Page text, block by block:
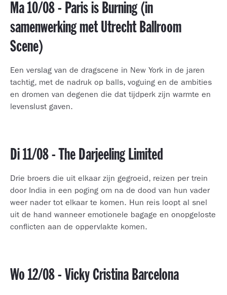
Ma 10/08 - Paris is Burning (in
samenwerking met Utrecht Ballroom
Scene)
Een verslag van de dragscene in New York in de jaren
tachtig, met de nadruk op balls, voguing en de ambities
en dromen van degenen die dat tijdperk zijn warmte en
levenslust gaven.
Di 11/08 - The Darjeeling Limited
Drie broers die uit elkaar zijn gegroeid, reizen per trein
door India in een poging om na de dood van hun vader
weer nader tot elkaar te komen. Hun reis loopt al snel
uit de hand wanneer emotionele bagage en onopgeloste
conflicten aan de oppervlakte komen.
Wo 12/08 - Vicky Cristina Barcelona